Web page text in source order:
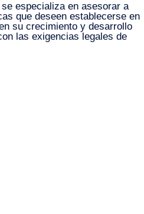
especializa en asesorar a
que deseen establecerse en
su crecimiento y desarrollo
las exigencias legales de